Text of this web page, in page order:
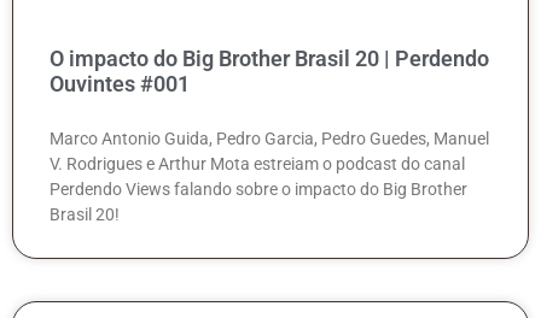
O impacto do Big Brother Brasil 20 | Perdendo
Ouvintes #001
Marco Antonio Guida, Pedro Garcia, Pedro Guedes, Manuel
V. Rodrigues e Arthur Mota estreiam o podcast do canal
Perdendo Views falando sobre o impacto do Big Brother
Brasil 20!